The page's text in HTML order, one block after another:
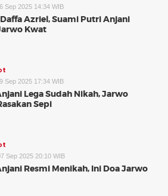
Sep 2025 14:34 WIB
Azriel, Suami Putri Anjani
Kwat
Sep 2025 17:34 WIB
Lega Sudah Nikah, Jarwo
Sepi
Sep 2025 20:10 WIB
Resmi Menikah, Ini Doa Jarwo